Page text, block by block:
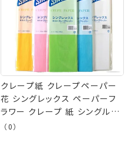
クレープ紙 クレープペーパー
花 シングレックス ペーパーフ
ラワー クレープ 紙 シングル
2F
（0）